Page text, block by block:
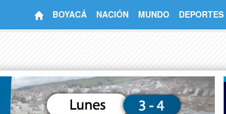
BOYACÁ NACIÓN MUNDO DEPORTES
Next